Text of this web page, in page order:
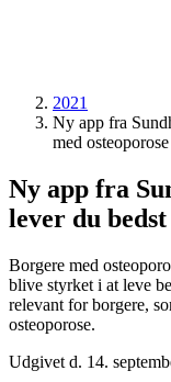
2021
Ny app fra
med osteoporose
Ny app fra
lever du
Borgere med
blive styrket i at leve
relevant for borgere,
osteoporose.
Udgivet d. 14.